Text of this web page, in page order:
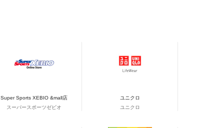
Super Sports XEBIO &mall店
スーパースポーツゼビオ
ユニクロ
ユニクロ